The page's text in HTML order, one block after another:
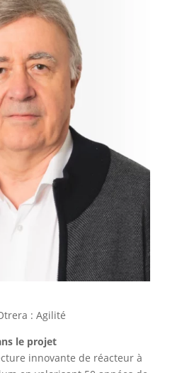
: Agilité
le projet
innovante de réacteur à